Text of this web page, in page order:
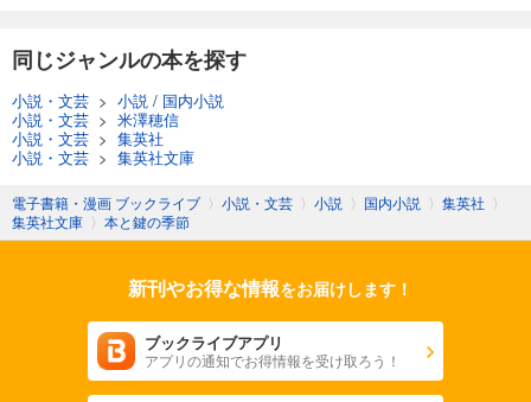
同じジャンルの本を探す
小説・文芸 > 小説 / 国内小説
小説・文芸 > 米澤穂信
小説・文芸 > 集英社
小説・文芸 > 集英社文庫
電子書籍・漫画 ブックライブ 〉 小説・文芸 〉 小説 〉 国内小説 〉 集英社 〉
集英社文庫 〉 本と鍵の季節
新刊やお得な情報をお届けします！
ブックライブアプリ
アプリの通知でお得情報を受け取ろう！